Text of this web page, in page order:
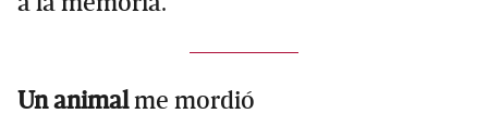
Un animalme mordió